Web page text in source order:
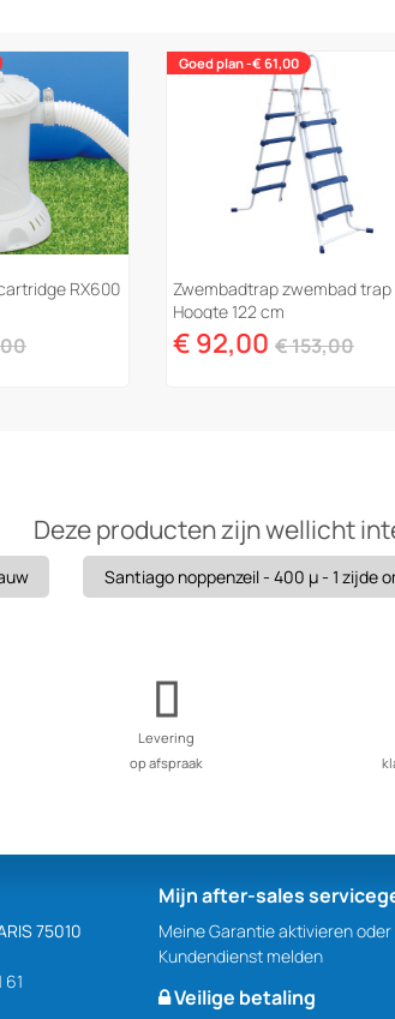
RX600
Goed plan -€ 61,00
Zwembadtrap zwembad trap
Hoogte 122 cm
€ 92,00 € 153,00
Deze producten zijn wellicht
Santiago noppenzeil - 400 µ - 1 zijde
Levering
op afspraak
75010
61
Mijn after-sales
Meine Garantie aktivieren
Kundendienst melden
Veilige betaling